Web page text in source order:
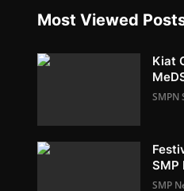
Most Viewed
Kiat
SMPN
SMP
SMP